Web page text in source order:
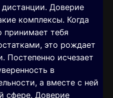
Доверие
комплексы. Когда
принимает тебя
это рождает
Постепенно исчезает
в
а вместе с ней
сфере. Доверие